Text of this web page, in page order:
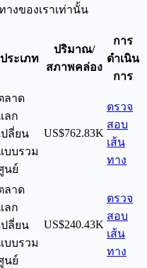
งของเราเท่านั้น
ประเภท
ปริมาณ/
สภาพคล่อง
การ
ดำเนิน
การ
ลาด
ลก
ปลี่ยน
บบรวม
นย์
US$762.83K
ตรวจ
สอบ
เส้น
ทาง
ลาด
ลก
ปลี่ยน
บบรวม
นย์
US$240.43K
ตรวจ
สอบ
เส้น
ทาง